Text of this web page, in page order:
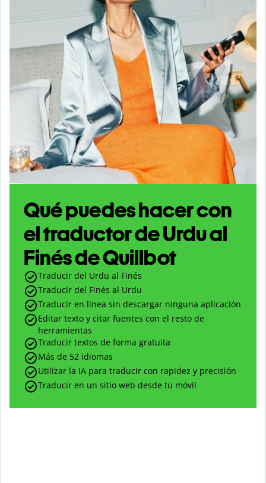
Qué puedes hacer con
el traductor de Urdu al
Finés de Quillbot
Traducir del Urdu al Finés
Traducir del Finés al Urdu
Traducir en línea sin descargar ninguna aplicación
Editar texto y citar fuentes con el resto de
herramientas
Traducir textos de forma gratuita
Más de 52 idiomas
Utilizar la IA para traducir con rapidez y precisión
Traducir en un sitio web desde tu móvil